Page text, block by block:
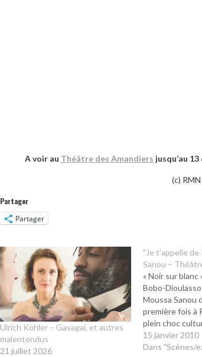
A voir au Théâtre des Amandiers jusqu’au
(c)
Partager
Partager
Ulrich Köhler – Gavagai, et autres
malentendus
21 juillet 2026
"Je t’appelle de
Sanou –
« Noir sur blanc
Bobo-
Moussa Sanou
première fois à
plein choc
s’étonne, se
15 janvier 2010
Dans "Scènes/